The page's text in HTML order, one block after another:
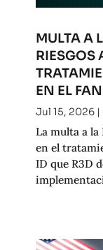
MULTA A
RIESGOS
EN EL
Jul 15, 2026|
La multa a
en el
ID que R3D